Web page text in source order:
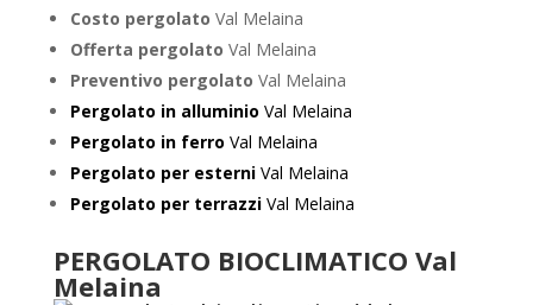
Costo pergolato Val Melaina
Offerta pergolato Val Melaina
Preventivo pergolato Val Melaina
Pergolato in alluminio Val Melaina
Pergolato in ferro Val Melaina
Pergolato per esterniVal Melaina
Pergolato per terrazziVal Melaina
PERGOLATO BIOCLIMATICO Val
Melaina